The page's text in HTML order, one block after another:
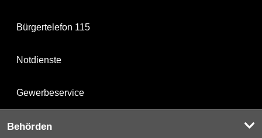
Bürgertelefon 115
Notdienste
Gewerbeservice
Behörden